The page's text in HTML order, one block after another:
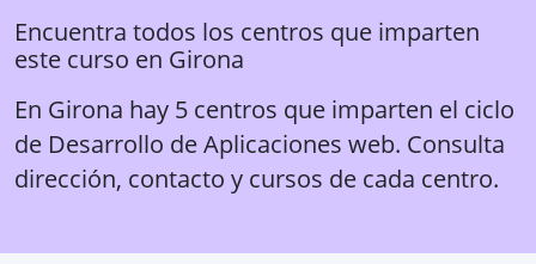
Encuentra todos los centros que imparten
este curso en Girona
En Girona hay 5 centros que imparten el ciclo
de Desarrollo de Aplicaciones web. Consulta
dirección, contacto y cursos de cada centro.